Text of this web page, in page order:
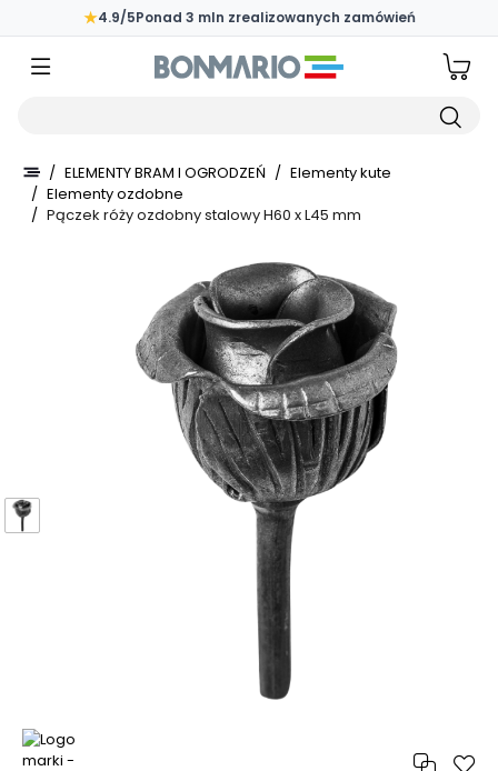
Przejdź do głównej zawartości strony
★4.9/5Ponad 3 mln zrealizowanych zamówień
/ ELEMENTY BRAM I OGRODZEŃ / Elementy kute
/ Elementy ozdobne
/ Pączek róży ozdobny stalowy H60 x L45 mm